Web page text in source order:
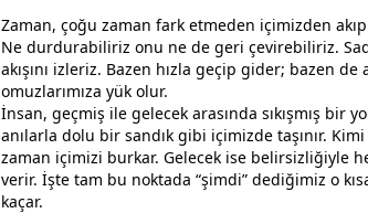
Zaman, çoğu zaman fark etmeden içimizden
Ne durdurabiliriz onu ne de geri çevirebiliriz.
akışını izleriz. Bazen hızla geçip gider; bazen de
omuzlarımıza yük olur.
İnsan, geçmiş ile gelecek arasında sıkışmış bir
anılarla dolu bir sandık gibi içimizde taşınır. Kimi
zaman içimizi burkar. Gelecek ise belirsizliğiyle
verir. İşte tam bu noktada “şimdi” dediğimiz o
kaçar.